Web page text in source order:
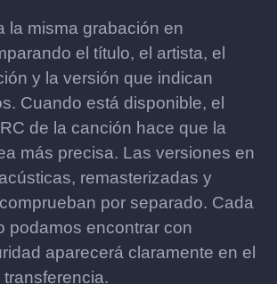
la misma grabación en
el título, el artista, el
y la versión que indican
Cuando está disponible, el
de la canción hace que la
más precisa. Las versiones en
remasterizadas y
por separado. Cada
podamos encontrar con
aparecerá claramente en el